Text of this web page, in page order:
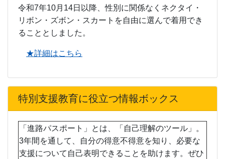
令和7年10月14日以降、性別に関係なくネクタイ・
リボン・ズボン・スカートを自由に選んで着用でき
ることとしました。
★詳細はこちら
特別支援教育に役立つ情報ボックス
「進路パスポート」とは、「自己理解のツール」。
3年間を通して、自分の得意不得意を知り、必要な
支援について自己表明できることを助けます。ぜひ